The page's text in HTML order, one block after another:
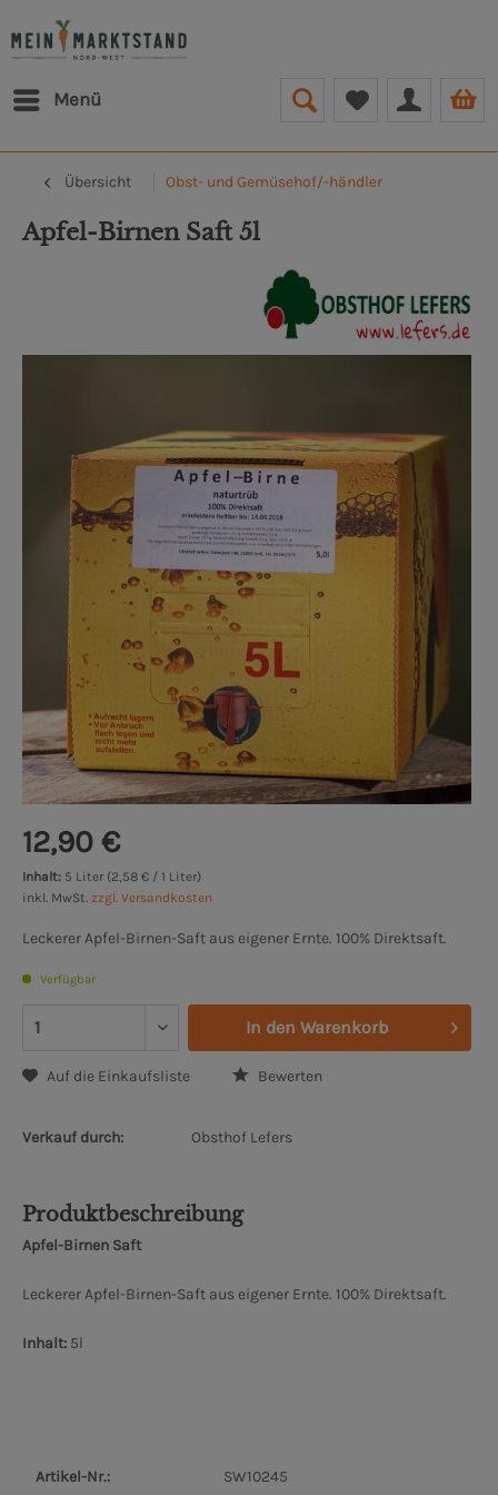
Menü
Übersicht Obst- und Gemüsehof/-händler
Apfel-Birnen Saft 5l
12,90 €
Inhalt: 5 Liter (2,58 € / 1 Liter)
inkl. MwSt. zzgl. Versandkosten
Leckerer Apfel-Birnen-Saft aus eigener Ernte. 100% Direktsaft.
Verfügbar
In den Warenkorb
Auf die Einkaufsliste Bewerten
Verkauf durch: Obsthof Lefers
Produktbeschreibung
Apfel-Birnen Saft
Leckerer Apfel-Birnen-Saft aus eigener Ernte. 100% Direktsaft.
Inhalt: 5l
Artikel-Nr.:
SW10245